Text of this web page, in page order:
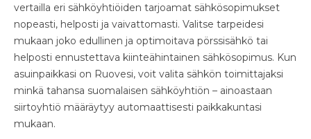
vertailla eri sähköyhtiöiden tarjoamat sähkösopimukset
nopeasti, helposti ja vaivattomasti. Valitse tarpeidesi
mukaan joko edullinen ja optimoitava pörssisähkö tai
helposti ennustettava kiinteähintainen sähkösopimus. Kun
asuinpaikkasi on Ruovesi, voit valita sähkön toimittajaksi
minkä tahansa suomalaisen sähköyhtiön – ainoastaan
siirtoyhtiö määräytyy automaattisesti paikkakuntasi
mukaan.